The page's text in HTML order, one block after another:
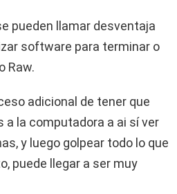
pueden llamar desventaja
software para terminar o
Raw.
adicional de tener que
la computadora a ai sí ver
y luego golpear todo lo que
puede llegar a ser muy